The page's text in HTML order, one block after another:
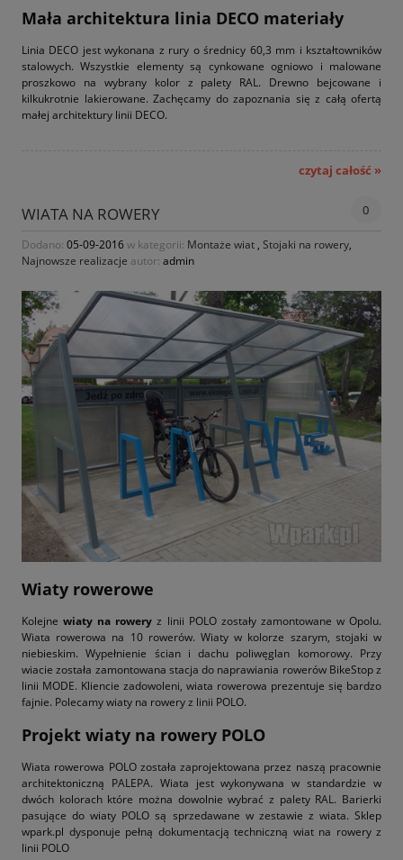
Mała architektura linia DECO materiały
Linia DECO jest wykonana z rury o średnicy 60,3 mm i kształtowników
stalowych. Wszystkie elementy są cynkowane ogniowo i malowane
proszkowo na wybrany kolor z palety RAL. Drewno bejcowane i
kilkukrotnie lakierowane. Zachęcamy do zapoznania się z całą ofertą
małej architektury linii DECO.
czytaj całość »
WIATA NA ROWERY 0
Dodano: 05-09-2016w kategorii: Montaże wiat , Stojaki na rowery,
Najnowsze realizacje autor: admin
Wiaty rowerowe
Kolejnewiaty na rowery z linii POLO zostały zamontowane w Opolu.
Wiata rowerowa na 10 rowerów. Wiaty w kolorze szarym, stojaki w
niebieskim. Wypełnienie ścian i dachu poliwęglan komorowy. Przy
wiacie została zamontowana stacja do naprawiania rowerów BikeStop z
linii MODE. Kliencie zadowoleni, wiata rowerowa prezentuje się bardzo
fajnie. Polecamy wiaty na rowery z linii POLO.
Projekt wiaty na rowery POLO
Wiata rowerowa POLO została zaprojektowana przez naszą pracownie
architektoniczną PALEPA. Wiata jest wykonywana w standardzie w
dwóch kolorach które można dowolnie wybrać z palety RAL. Barierki
pasujące do wiaty POLO są sprzedawane w zestawie z wiata. Sklep
wpark.pl dysponuje pełną dokumentacją techniczną wiat na rowery z
linii POLO